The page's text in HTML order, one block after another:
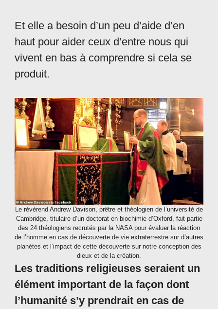
Et elle a besoin d’un peu d’aide d’en
haut pour aider ceux d’entre nous qui
vivent en bas à comprendre si cela se
produit.
Le révérend Andrew Davison, prêtre et théologien de l’université de
Cambridge, titulaire d’un doctorat en biochimie d’Oxford, fait partie
des 24 théologiens recrutés par la NASA pour évaluer la réaction
de l’homme en cas de découverte de vie extraterrestre sur d’autres
planètes et l’impact de cette découverte sur notre conception des
dieux et de la création.
Les traditions religieuses seraient un
élément important de la façon dont
l’humanité s’y prendrait en cas de